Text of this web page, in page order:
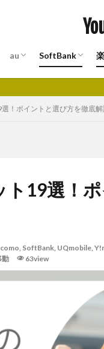
き
au
料金プラン
auひかり
auでんき
SoftBank
料金プラン
SoftBankひか
おうちでんき
！ポイントと選び方を徹底
19選！
, SoftBank, UQmobile,
動 63view